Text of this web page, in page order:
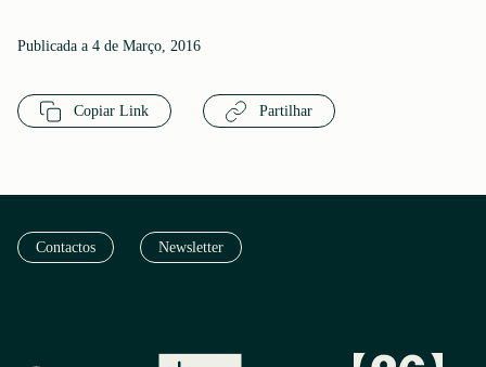
Publicada a 4 de Março, 2016
Copiar Link Partilhar
Contactos Newsletter